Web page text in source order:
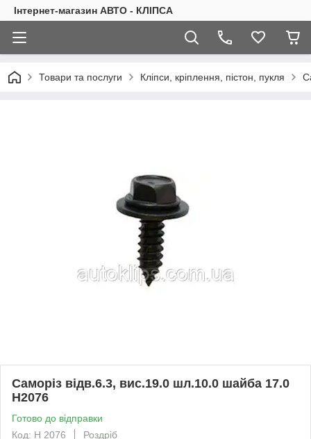
Інтернет-магазин АВТО - КЛІПСА
Товари та послуги Кліпси, кріплення, пістон, пукля
Саморіз відв.6.3, вис.19.0 шл.10.0 шайба 17.0
H2076
Готово до відправки
Код: H 2076
Роздріб